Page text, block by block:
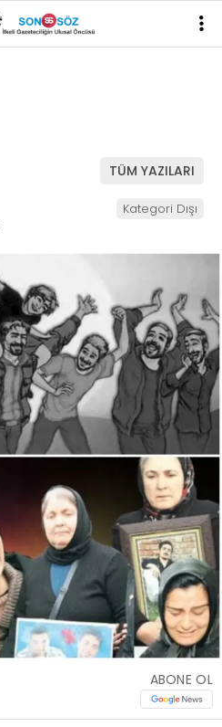
TÜM YAZILARI
Kategori Dışı
ABONE OL